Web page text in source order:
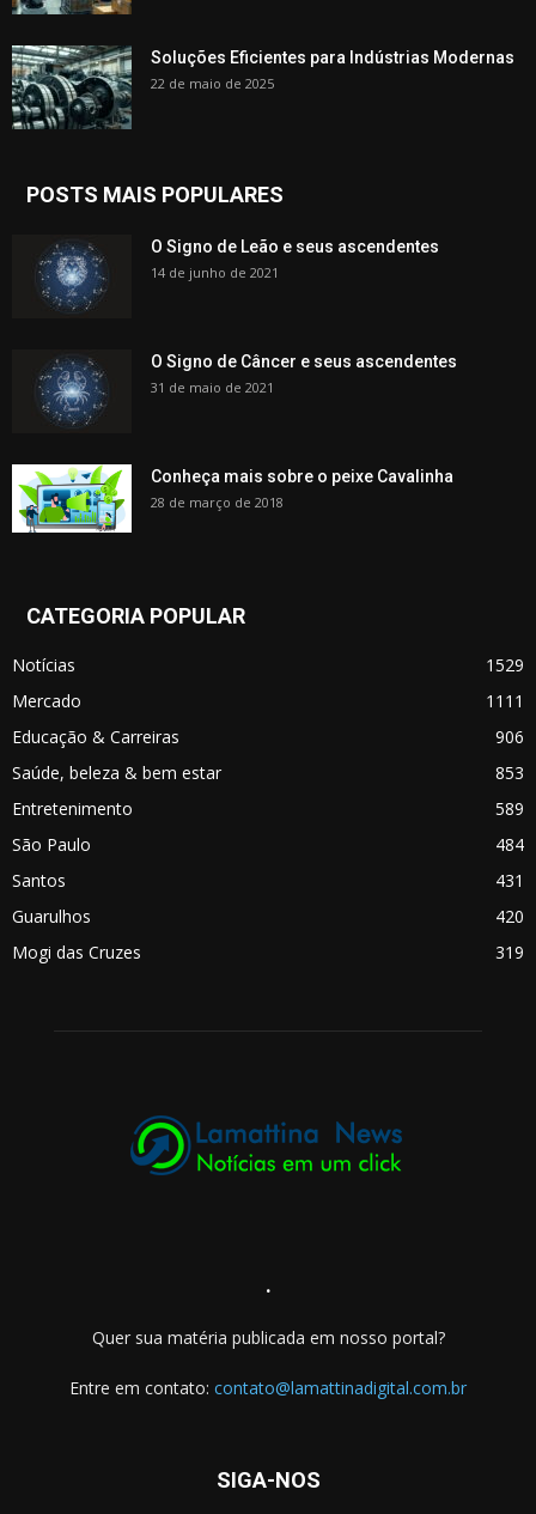
Soluções Eficientes para Indústrias Modernas
22 de maio de 2025
POSTS MAIS POPULARES
O Signo de Leão e seus ascendentes
14 de junho de 2021
O Signo de Câncer e seus ascendentes
31 de maio de 2021
Conheça mais sobre o peixe Cavalinha
28 de março de 2018
CATEGORIA POPULAR
Notícias
1529
Mercado
1111
Educação & Carreiras
906
Saúde, beleza & bem estar
853
Entretenimento
589
São Paulo
484
Santos
431
Guarulhos
420
Mogi das Cruzes
319
.
Quer sua matéria publicada em nosso portal?
Entre em contato: contato@lamattinadigital.com.br
SIGA-NOS